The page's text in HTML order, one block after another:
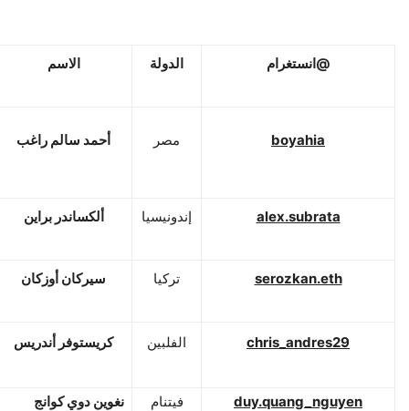
@انستغرام الدولة الاسم
boyahia مصر أحمد سالم راغب
alex.subrata إندونيسيا ألكساندر براين
serozkan.eth تركيا سيركان أوزكان
chris_andres29 الفلبين كريستوفر أندريس
duy.quang_nguyen فيتنام نغوين دوي كوانج